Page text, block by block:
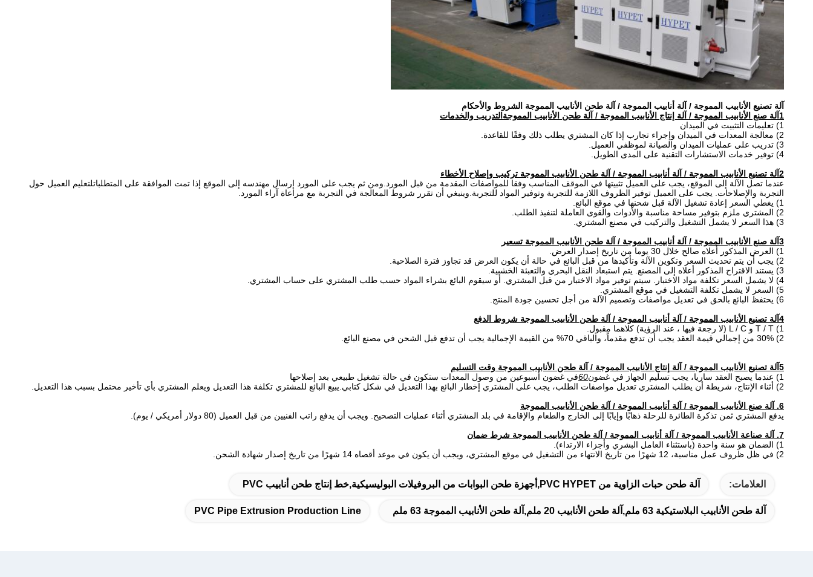
آلة تصنيع الأنابيب المموجة / آلة أنابيب المموجة / آلة طحن الأنابيب المموجة الشروط والأحكام
1آلة صنع الأنابيب المموجة / آلة إنتاج الأنابيب المموجة / آلة طحن الأنابيب المموجة
التدريب والخدمات
1) تعليمات التثبيت في الميدان
2) معالجة المعدات في الميدان وإجراء تجارب إذا كان المشتري يطلب ذلك وفقًا للقاعدة.
3) تدريب على عمليات الميدان والصيانة لموظفي العميل.
4) توفير خدمات الاستشارات التقنية على المدى الطويل.
2آلة تصنيع الأنابيب المموجة / آلة أنابيب المموجة / آلة طحن الأنابيب المموجة تركيب وإصلاح الأخطاء
عندما تصل الآلة إلى الموقع، يجب على العميل تثبيتها في الموقف المناسب وفقا للمواصفات المقدمة من قبل المورد.ومن ثم يجب على المورد إرسال مهندسه إلى الموقع إذا تمت الموافقة على المتطلباتلتعليم العميل حول
التجربة والإصلاحات. يجب على العميل توفير الظروف اللازمة للتجربة وتوفير المواد للتجربة.وينبغي أن تقرر شروط المعالجة في التجربة مع مراعاة آراء المورد.
1) يغطي السعر إعادة تشغيل الآلة قبل شحنها في موقع البائع.
2) المشتري ملزم بتوفير مساحة مناسبة والأدوات والقوى العاملة لتنفيذ الطلب.
3) هذا السعر لا يشمل التشغيل والتركيب في مصنع المشتري.
3آلة صنع الأنابيب المموجة / آلة أنابيب المموجة / آلة طحن الأنابيب المموجة تسعير
1) العرض المذكور أعلاه صالح خلال 30 يوما من تاريخ إصدار العرض.
2) يجب أن يتم تحديث السعر وتكوين الآلة وتأكيدها من قبل البائع في حالة أن يكون العرض قد تجاوز فترة الصلاحية.
3) يستند الاقتراح المذكور أعلاه إلى المصنع. يتم استبعاد النقل البحري والتعبئة الخشبية.
4) لا يشمل السعر تكلفة مواد الاختبار. سيتم توفير مواد الاختبار من قبل المشتري. أو سيقوم البائع بشراء المواد حسب طلب المشتري على حساب المشتري.
5) السعر لا يشمل تكلفة التشغيل في موقع المشتري.
6) يحتفظ البائع بالحق في تعديل مواصفات وتصميم الآلة من أجل تحسين جودة المنتج.
4آلة تصنيع الأنابيب المموجة / آلة أنابيب المموجة / آلة طحن الأنابيب المموجة شروط الدفع
1) T / T و L / C (لا رجعة فيها ، عند الرؤية) كلاهما مقبول.
2) 30% من إجمالي قيمة العقد يجب أن تدفع مقدماً، والباقي 70% من القيمة الإجمالية يجب أن تدفع قبل الشحن في مصنع البائع.
5آلة تصنيع الأنابيب المموجة / آلة إنتاج الأنابيب المموجة / آلة طحن الأنابيب المموجة وقت التسليم
1) عندما يصبح العقد ساريا، يجب تسليم الجهاز في غضون
60في غضون أسبوعين من وصول المعدات ستكون في حالة تشغيل طبيعي بعد إصلاحها
2) أثناء الإنتاج، شريطة أن يطلب المشتري تعديل مواصفات الطلب، يجب على المشتري إخطار البائع بهذا التعديل في شكل كتابي.يبيع البائع للمشتري تكلفة هذا التعديل ويعلم المشتري بأي تأخير محتمل بسبب هذا التعديل.
6. آلة صنع الأنابيب المموجة / آلة أنابيب المموجة / آلة طحن الأنابيب المموجة
يدفع المشتري ثمن تذكرة الطائرة للرحلة ذهابًا وإيابًا إلى الخارج والطعام والإقامة في بلد المشتري أثناء عمليات التصحيح. ويجب أن يدفع راتب الفنيين من قبل العميل (80 دولار أمريكي / يوم).
7. آلة صناعة الأنابيب المموجة / آلة أنابيب المموجة / آلة طحن الأنابيب المموجة شرط ضمان
1) الضمان هو سنة واحدة (باستثناء العامل البشري وأجزاء الارتداء).
2) في ظل ظروف عمل مناسبة، 12 شهرًا من تاريخ الانتهاء من التشغيل في موقع المشتري، ويجب أن يكون في موعد أقصاه 14 شهرًا من تاريخ إصدار شهادة الشحن.
العلامات: آلة طحن حبات الزاوية من PVC HYPET,أجهزة طحن البوابات من البروفيلات البوليسيكية,خط إنتاج طحن أنابيب PVC
آلة طحن الأنابيب البلاستيكية 63 ملم,آلة طحن الأنابيب 20 ملم,آلة طحن الأنابيب المموجة 63 ملم PVC Pipe Extrusion Production Line